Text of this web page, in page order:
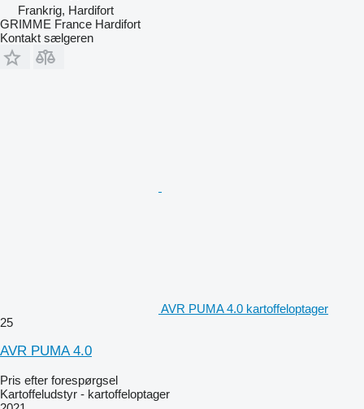
Frankrig, Hardifort
GRIMME France Hardifort
Kontakt sælgeren
AVR PUMA 4.0 kartoffeloptager
25
AVR PUMA 4.0
Pris efter forespørgsel
Kartoffeludstyr - kartoffeloptager